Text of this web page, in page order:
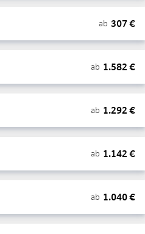
ab 307 €
ab 1.582 €
ab 1.292 €
ab 1.142 €
ab 1.040€